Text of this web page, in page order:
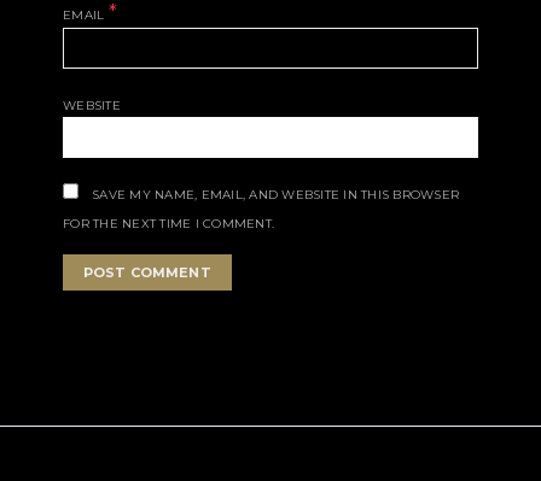
EMAIL *
WEBSITE
SAVE MY NAME, EMAIL, AND WEBSITE IN THIS BROWSER
FOR THE NEXT TIME I COMMENT.